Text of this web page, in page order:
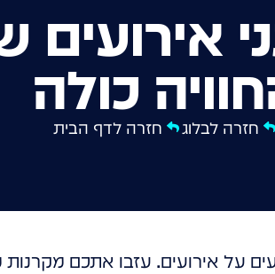
אירועים
כולה
חזרה לבלוג חזרה לדף הבית
על אירועים. עזבו אתכם מקרנות